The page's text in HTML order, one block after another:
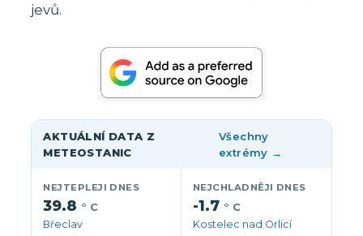
jevů.
AKTUÁLNÍ DATA Z
METEOSTANIC
Všechny
extrémy →
NEJTEPLEJI DNES
39.8 ° C
Břeclav
NEJCHLADNĚJI DNES
-1.7 ° C
Kostelec nad Orlicí